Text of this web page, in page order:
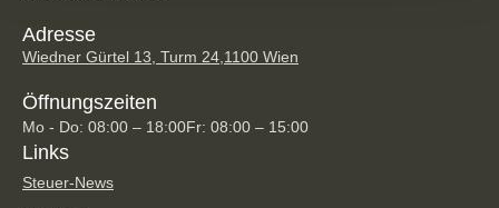
Adresse
Wiedner Gürtel 13, Turm 24, 1100 Wien
Öffnungszeiten
Mo - Do: 08:00 – 18:00Fr: 08:00 – 15:00
Links
Steuer-News